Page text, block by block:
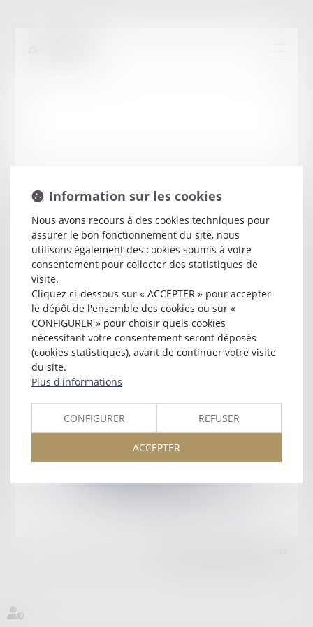
FredericSIMON
66 AVENUE PIERRE VERDIER
CS 40704
34535 BEZIERS
Tél :04 67 28 31 69
Honoraires Plan du site
amicale AA -COvea
Information sur les cookies
Nous avons recours à des cookies techniques pour
assurer le bon fonctionnement du site, nous
utilisons également des cookies soumis à votre
consentement pour collecter des statistiques de
visite.
Cliquez ci-dessous sur « ACCEPTER » pour accepter
le dépôt de l'ensemble des cookies ou sur «
CONFIGURER » pour choisir quels cookies
nécessitant votre consentement seront déposés
(cookies statistiques), avant de continuer votre visite
du site.
Plus d'informations
CONFIGURER REFUSER
ACCEPTER